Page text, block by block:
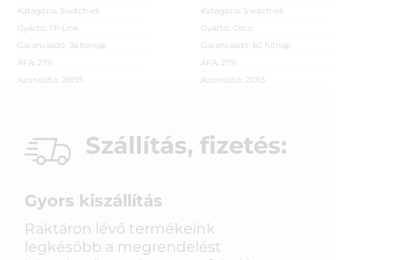
Kategória: Switch-ek
Gyártó:
TP-Link
Garanciaidő: 36 hónap
ÁFA: 27%
Azonosító: 26193
Kategória: Switch-ek
Gyártó: Cisco
Garanciaidő: 60 hónap
ÁFA: 27%
Azonosító: 21013
Szállítás, fizetés:
Gyors kiszállítás
Raktáron lévő termékeink
legkésőbb a megrendelést